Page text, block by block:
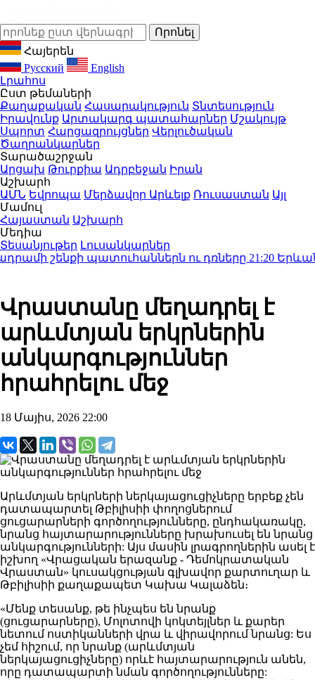
Հայերեն
Русский
English
Լրահոս
Ըստ թեմաների
Քաղաքական Հասարակություն Տնտեսություն
Իրավունք Արտակարգ պատահարներ Մշակույթ
Սպորտ Հարցազրույցներ Վերլուծական
Ծաղրանկարներ
Տարածաշրջան
Արցախ Թուրքիա Ադրբեջան Իրան
Աշխարհ
ԱՄՆ Եվրոպա Մերձավոր Արևելք Ռուսաստան Այլ
Մամուլ
Հայաստան Աշխարհ
Մեդիա
Տեսանյութեր Լուսանկարներ
շենքի պատուհաններն ու դռները21:20Երևանում
Վրաստանը մեղադրել է
արևմտյան երկրներին
անկարգություններ
հրահրելու մեջ
18 Մայիս, 2026 22:00
Արևմտյան երկրների ներկայացուցիչները երբեք չեն
դատապարտել Թբիլիսիի փողոցներում
ցուցարարների գործողությունները, ընդհակառակը,
նրանց հայտարարությունները խրախուսել են նրանց
անկարգությունների: Այս մասին լրագրողներին ասել է
իշխող «Վրացական երազանք - Դեմոկրատական ​​
Վրաստան» կուսակցության գլխավոր քարտուղար և
Թբիլիսիի քաղաքապետ Կախա Կալաձեն։
«Մենք տեսանք, թե ինչպես են նրանք
(ցուցարարները), Մոլոտովի կոկտեյլներ և քարեր
նետում ոստիկանների վրա և վիրավորում նրանց: Ես
չեմ հիշում, որ նրանք (արևմտյան
ներկայացուցիչները) որևէ հայտարարություն անեն,
որը դատապարտի նման գործողությունները: